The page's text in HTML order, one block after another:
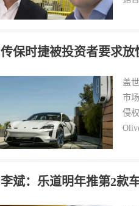
传保时捷被投资者要求放
盖
市
侵
李斌：乐道明年推第2款